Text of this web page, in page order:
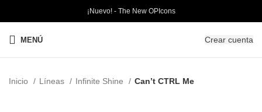
¡Nuevo! - The New OPIcons
MENÚ Crear cuenta
Inicio Líneas Infinite Shine Can’t CTRL Me